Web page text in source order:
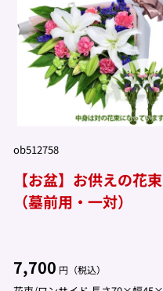
ob512758
【お盆】お供えの花束
（墓前用・一対）
7,700 円（税込）